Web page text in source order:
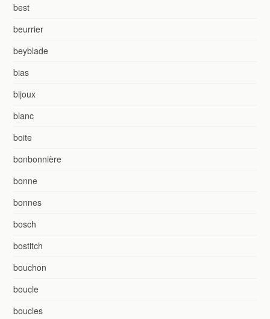
best
beurrier
beyblade
bias
bijoux
blanc
boite
bonbonnière
bonne
bonnes
bosch
bostitch
bouchon
boucle
boucles